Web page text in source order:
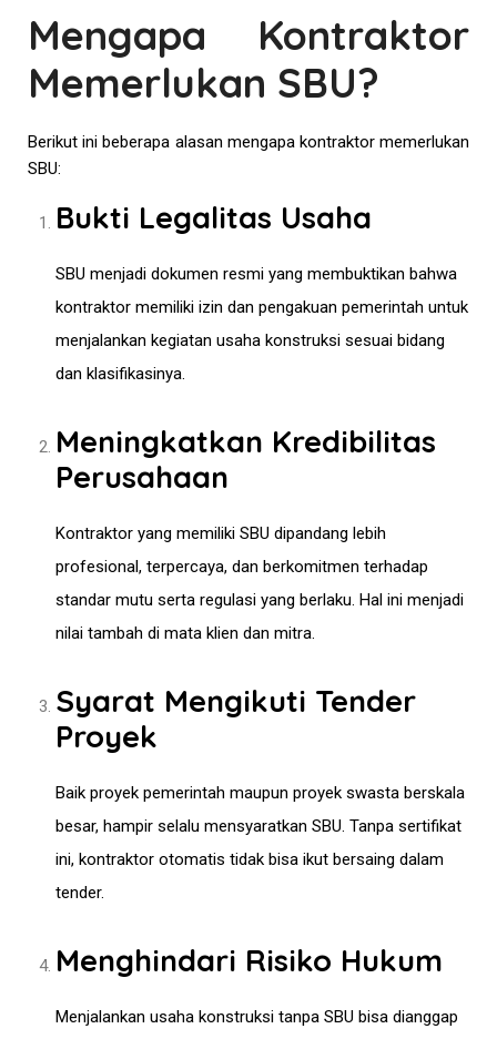
Mengapa Kontraktor
Memerlukan SBU?
Berikut ini beberapa alasan mengapa kontraktor memerlukan
SBU:
Bukti Legalitas Usaha
SBU menjadi dokumen resmi yang membuktikan bahwa
kontraktor memiliki izin dan pengakuan pemerintah untuk
menjalankan kegiatan usaha konstruksi sesuai bidang
dan klasifikasinya.
Meningkatkan Kredibilitas
Perusahaan
Kontraktor yang memiliki SBU dipandang lebih
profesional, terpercaya, dan berkomitmen terhadap
standar mutu serta regulasi yang berlaku. Hal ini menjadi
nilai tambah di mata klien dan mitra.
Syarat Mengikuti Tender
Proyek
Baik proyek pemerintah maupun proyek swasta berskala
besar, hampir selalu mensyaratkan SBU. Tanpa sertifikat
ini, kontraktor otomatis tidak bisa ikut bersaing dalam
tender.
Menghindari Risiko Hukum
Menjalankan usaha konstruksi tanpa SBU bisa dianggap